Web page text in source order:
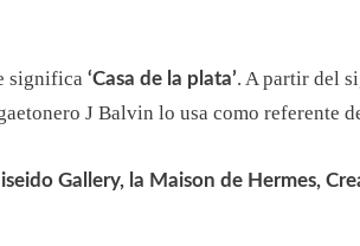
significa ‘Casa de la plata’. A partir del
J Balvin lo usa como referente
Gallery, la Maison de Hermes,